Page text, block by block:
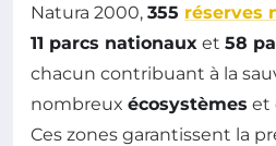
Natura 2000, 355 réserves
11 parcs nationaux et 58
chacun contribuant à la
nombreux écosystèmes et
Ces zones garantissent la